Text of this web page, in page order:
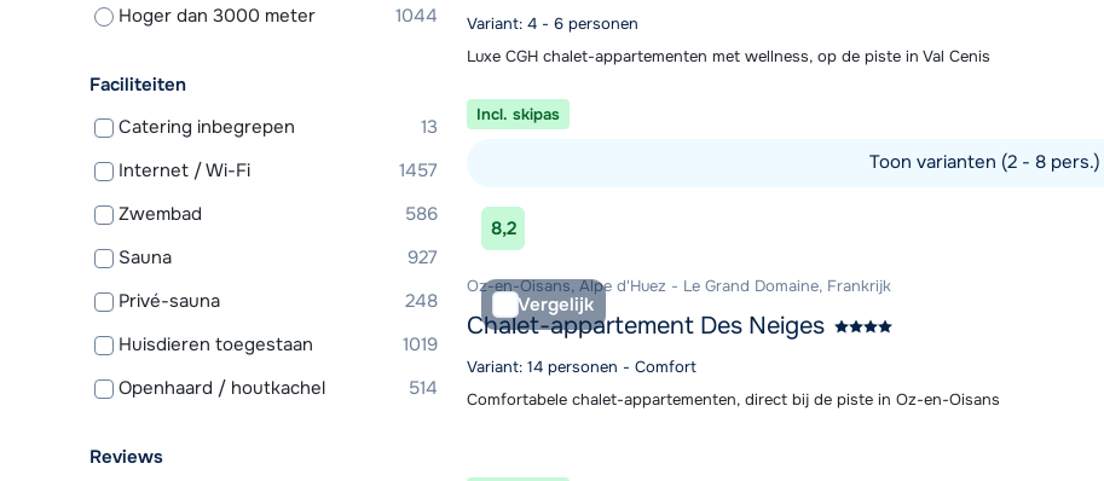
Variant: 4 - 6 personen
Luxe CGH chalet-appartementen met wellness, op de piste in Val Cenis
Incl. skipas
Toon varianten (2 - 8 pers.)
Bekijk accommodatie
8,2
Vergelijk
Oz-en-Oisans, Alpe d'Huez - Le Grand Domaine, Frankrijk
Chalet-appartement Des Neiges
Variant: 14 personen - Comfort
Comfortabele chalet-appartementen, direct bij de piste in Oz-en-Oisans
Hoger dan 3000 meter
1044
Faciliteiten
Catering inbegrepen
13
Internet / Wi-Fi
1457
Zwembad
586
Sauna
927
Privé-sauna
248
Huisdieren toegestaan
1019
Openhaard / houtkachel
514
Reviews